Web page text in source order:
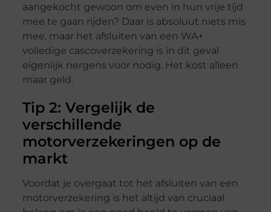
aangekocht gewoon om even in hun vrije tijd
mee te gaan rijden? Daar is absoluut niets mis
mee, maar het afsluiten van een WA+
volledige cascoverzekering is in dit geval
eigenlijk nergens voor nodig. Het kost alleen
maar geld.
Tip 2: Vergelijk de
verschillende
motorverzekeringen op de
markt
Voordat je overgaat tot het afsluiten van een
motorverzekering is het altijd van cruciaal